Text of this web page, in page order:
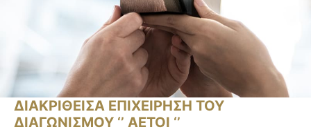
ΔΙΑΚΡΙΘΕΙΣΑ ΕΠΙΧΕΙΡΗΣΗ ΤΟΥ
ΔΙΑΓΩΝΙΣΜΟΥ ‘’ ΑΕΤΟΙ ‘’